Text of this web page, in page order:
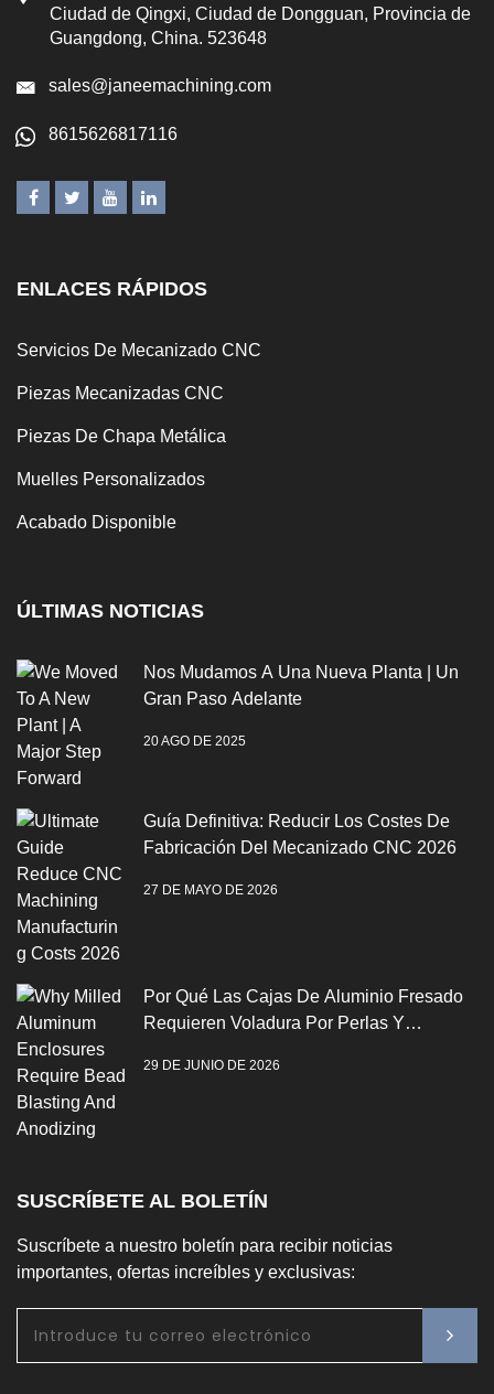
Ciudad de Qingxi, Ciudad de Dongguan, Provincia de
Guangdong, China. 523648
sales@janeemachining.com
8615626817116
ENLACES RÁPIDOS
Servicios De Mecanizado CNC
Piezas Mecanizadas CNC
Piezas De Chapa Metálica
Muelles Personalizados
Acabado Disponible
ÚLTIMAS NOTICIAS
Nos Mudamos A Una Nueva Planta | Un
Gran Paso Adelante
20 AGO DE 2025
Guía Definitiva: Reducir Los Costes De
Fabricación Del Mecanizado CNC 2026
27 DE MAYO DE 2026
Por Qué Las Cajas De Aluminio Fresado
Requieren Voladura Por Perlas Y
29 DE JUNIO DE 2026
SUSCRÍBETE AL BOLETÍN
Suscríbete a nuestro boletín para recibir noticias
importantes, ofertas increíbles y exclusivas: